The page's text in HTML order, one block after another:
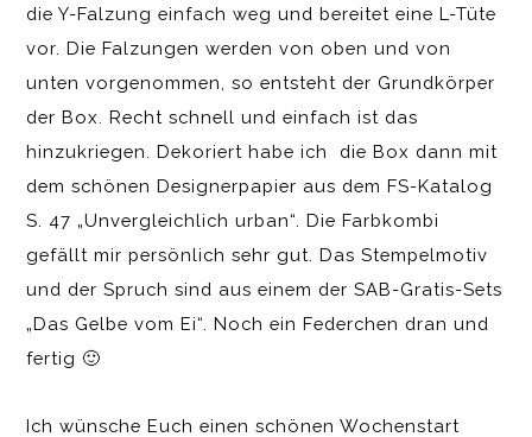
die Y-Falzung einfach weg und bereitet eine L-Tüte
vor. Die Falzungen werden von oben und von
unten vorgenommen, so entsteht der Grundkörper
der Box. Recht schnell und einfach ist das
hinzukriegen. Dekoriert habe ich die Box dann mit
dem schönen Designerpapier aus dem FS-Katalog
S. 47 „Unvergleichlich urban“. Die Farbkombi
gefällt mir persönlich sehr gut. Das Stempelmotiv
und der Spruch sind aus einem der SAB-Gratis-Sets
„Das Gelbe vom Ei“. Noch ein Federchen dran und
fertig 🙂
Ich wünsche Euch einen schönen Wochenstart